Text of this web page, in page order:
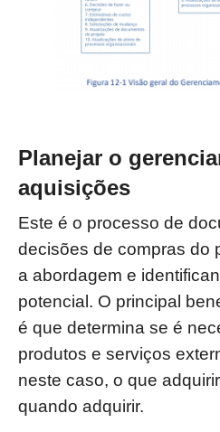
Planejar o
aquisições
Este é o processo de
decisões de compras do
a abordagem e
potencial. O principal
é que determina se é
produtos e serviços
neste caso, o que
quando adquirir.